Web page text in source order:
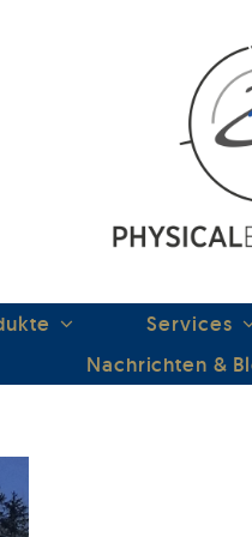
Services
Nachrichten &